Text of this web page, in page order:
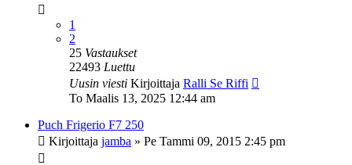
1
2
25 Vastaukset
22493 Luettu
Uusin viesti Kirjoittaja Ralli Se Riffi
To Maalis 13, 2025 12:44 am
Puch Frigerio F7 250
Kirjoittaja jamba » Pe Tammi 09, 2015 2:45 pm